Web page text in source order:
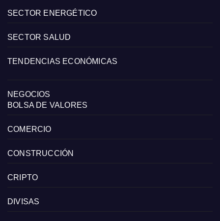
SECTOR ENERGÉTICO
SECTOR SALUD
TENDENCIAS ECONÓMICAS
NEGOCIOS
BOLSA DE VALORES
COMERCIO
CONSTRUCCIÓN
CRIPTO
DIVISAS